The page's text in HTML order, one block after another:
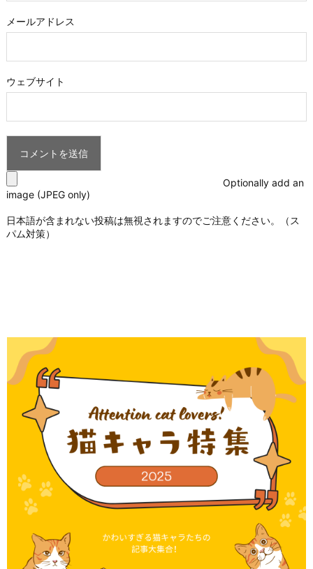
メールアドレス
ウェブサイト
Optionally add an
image (JPEG only)
日本語が含まれない投稿は無視されますのでご注意ください。（ス
パム対策）